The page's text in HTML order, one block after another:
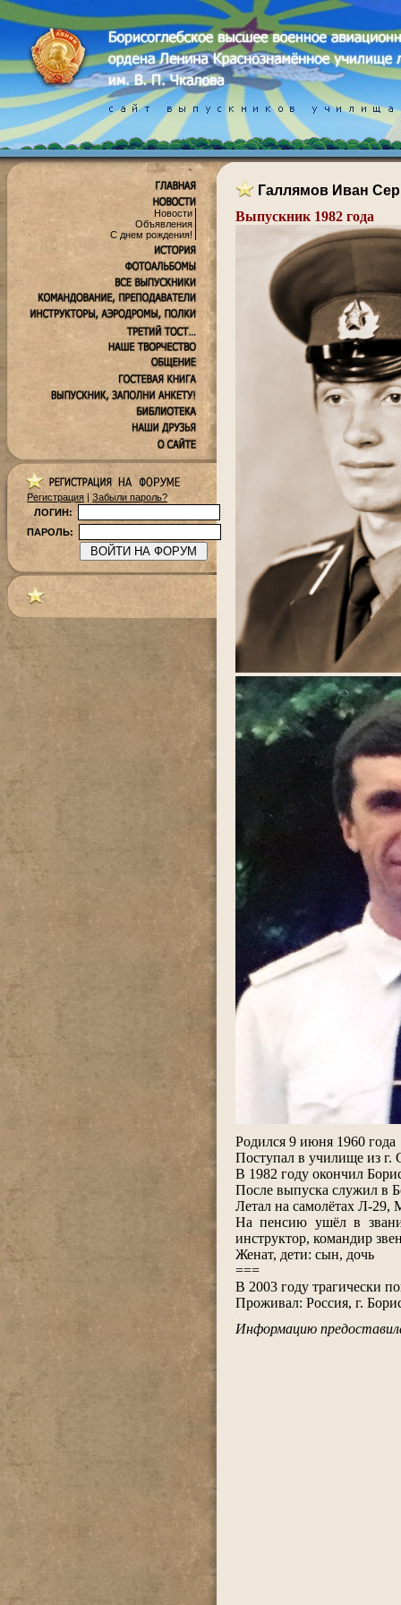
Новости
Объявления
С днем рождения!
Регистрация | Забыли пароль?
ЛОГИН:
ПАРОЛЬ:
Галлямов Иван
Выпускник 1982 года
Родился 9 июня 1960 года
Поступал в училище из г.
В 1982 году окончил
После выпуска служил в
Летал на самолётах Л-
На пенсию ушёл в
инструктор, командир
Женат, дети: сын, дочь
===
В 2003 году трагически
Проживал: Россия, г.
Информацию